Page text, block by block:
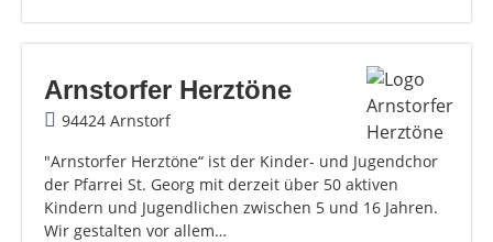
Arnstorfer Herztöne
94424 Arnstorf
"Arnstorfer Herztöne“ ist der Kinder- und Jugendchor
der Pfarrei St. Georg mit derzeit über 50 aktiven
Kindern und Jugendlichen zwischen 5 und 16 Jahren.
Wir gestalten vor allem…